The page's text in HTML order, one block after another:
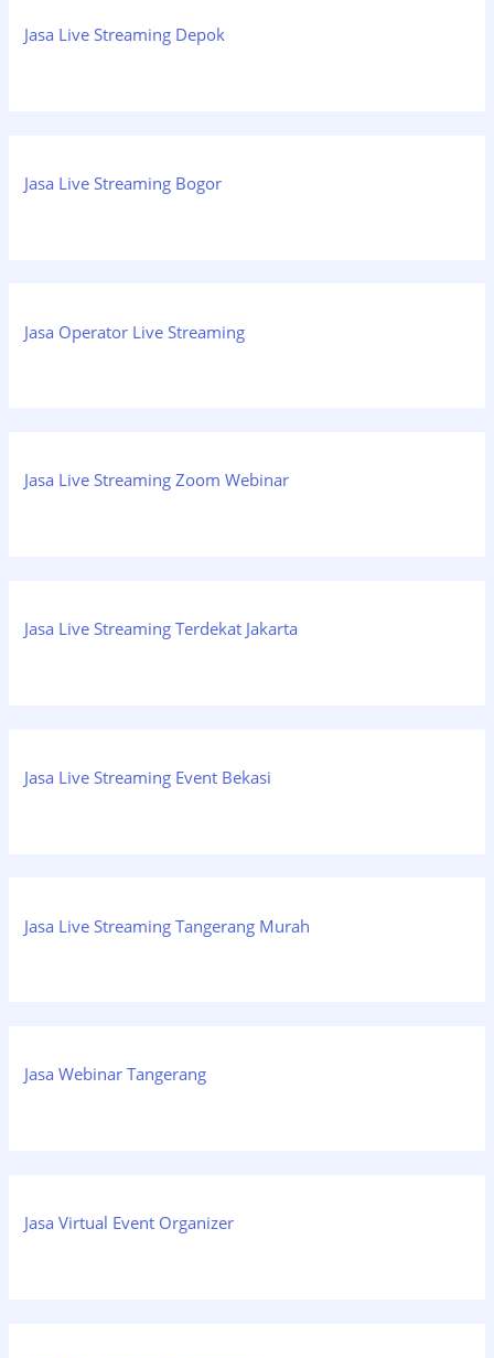
Jasa Live Streaming Depok
Jasa Live Streaming Bogor
Jasa Operator Live Streaming
Jasa Live Streaming Zoom Webinar
Jasa Live Streaming Terdekat Jakarta
Jasa Live Streaming Event Bekasi
Jasa Live Streaming Tangerang Murah
Jasa Webinar Tangerang
Jasa Virtual Event Organizer